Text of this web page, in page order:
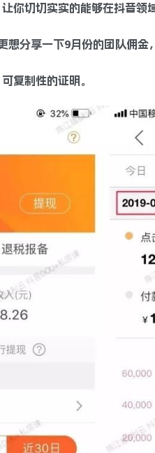
你切切实实的能够在抖音领
分享一下9月份的团队佣金
复制性的证明。